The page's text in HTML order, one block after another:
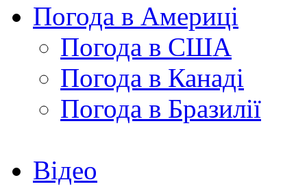
Погода в Америці
Погода в США
Погода в Канаді
Погода в Бразилії
Відео